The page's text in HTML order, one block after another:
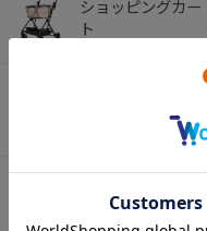
ショッピングカー
ト
ェア（部品）